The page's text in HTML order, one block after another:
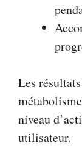
Les
niveau
utilisateur.